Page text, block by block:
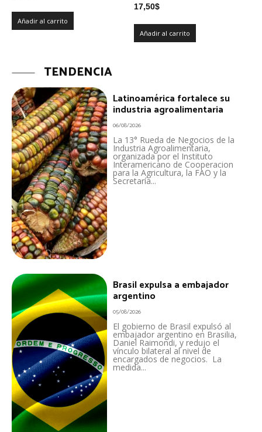
Añadir al carrito
17,50$
Añadir al carrito
TENDENCIA
Latinoamérica fortalece su
industria agroalimentaria
06/08/2026
La 13° Rueda de Negocios de la
Industria Agroalimentaria,
organizada por el Instituto
Interamericano de Cooperacion
para la Agricultura, la FAO y la
Secretaría...
Brasil expulsa a embajador
argentino
05/08/2026
El gobierno de Brasil expulsó al
embajador argentino en Brasilia,
Daniel Raimondi, y redujo el
vínculo bilateral al nivel de
encargados de negocios. La
medida...